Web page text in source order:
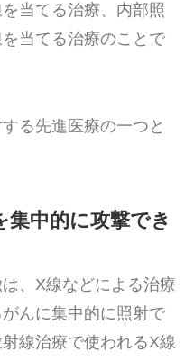
当てる治療、内部照
当てる治療のことで
る先進医療の一つと
中的に攻撃でき
、X線などによる治療
んに集中的に照射で
線治療で使われるX線